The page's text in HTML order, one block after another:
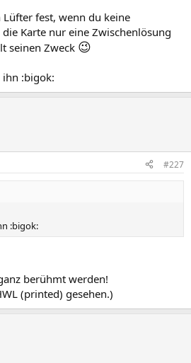
fest, wenn du keine
Karte nur eine Zwischenlösung
seinen Zweck 😉
ihn :bigok:
#227
:bigok:
berühmt werden!
(printed) gesehen.)